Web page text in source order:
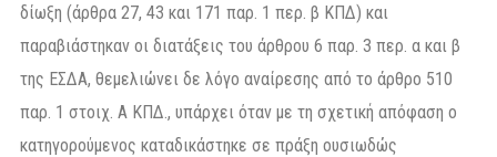
δίωξη (άρθρα 27, 43 και 171 παρ. 1 περ. β ΚΠΔ) και
παραβιάστηκαν οι διατάξεις του άρθρου 6 παρ. 3 περ. α και β
της ΕΣΔΑ, θεμελιώνει δε λόγο αναίρεσης από το άρθρο 510
παρ. 1 στοιχ. Α ΚΠΔ., υπάρχει όταν με τη σχετική απόφαση ο
κατηγορούμενος καταδικάστηκε σε πράξη ουσιωδώς